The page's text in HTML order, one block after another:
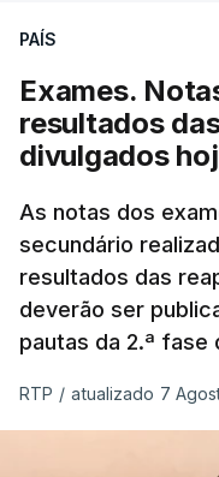
PAÍS
Exames.
resultados
divulgados
As notas dos
secundário
resultados das
deverão ser
pautas da 2.ª fase
RTP / atualizado 7